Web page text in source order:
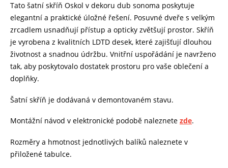
Tato šatní skříň Oskol v dekoru dub sonoma poskytuje
elegantní a praktické úložné řešení. Posuvné dveře s velkým
zrcadlem usnadňují přístup a opticky zvětšují prostor. Skříň
je vyrobena z kvalitních LDTD desek, které zajišťují dlouhou
životnost a snadnou údržbu. Vnitřní uspořádání je navrženo
tak, aby poskytovalo dostatek prostoru pro vaše oblečení a
doplňky.
Šatní skříň je dodávaná v demontovaném stavu.
Montážní návod v elektronické podobě naleznete zde.
Rozměry a hmotnost jednotlivých balíků naleznete v
přiložené tabulce.